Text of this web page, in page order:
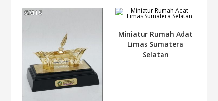
Miniatur Rumah Adat
Limas Sumatera
Selatan